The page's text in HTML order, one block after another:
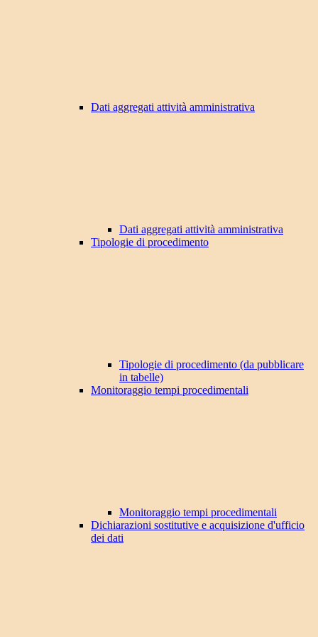
Dati aggregati attività amministrativa
Dati aggregati attività amministrativa
Tipologie di procedimento
Tipologie di procedimento (da pubblicare
in tabelle)
Monitoraggio tempi procedimentali
Monitoraggio tempi procedimentali
Dichiarazioni sostitutive e acquisizione d'ufficio
dei dati